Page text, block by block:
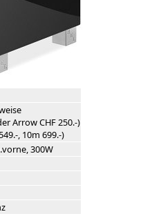
Arrow CHF 250.-)
, 10m 699.-)
300W